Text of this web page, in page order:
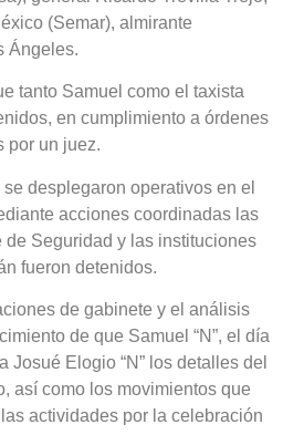
(Semar), almirante
Ángeles.
tanto Samuel como el taxista
en cumplimiento a órdenes
por un juez.
desplegaron operativos en el
acciones coordinadas las
Seguridad y las instituciones
fueron detenidos.
de gabinete y el análisis
de que Samuel “N”, el día
Josué Elogio “N” los detalles del
así como los movimientos que
actividades por la celebración